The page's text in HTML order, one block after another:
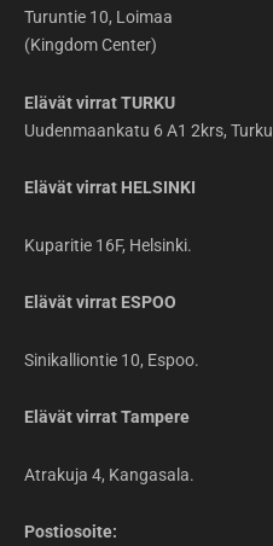
Turuntie 10, Loimaa
(Kingdom Center)
Elävät virrat TURKU
Uudenmaankatu 6 A1 2krs, Turku
Elävät virrat HELSINKI
Kuparitie 16F, Helsinki.
Elävät virrat ESPOO
Sinikalliontie 10, Espoo.
Elävät virrat Tampere
Atrakuja 4, Kangasala.
Postiosoite: